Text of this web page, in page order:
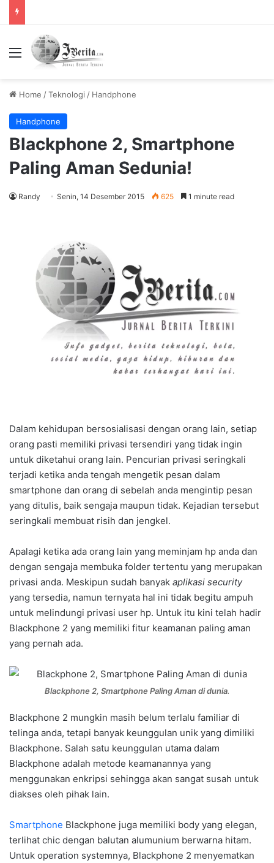
Menu
Home /Teknologi / Handphone
Handphone
Blackphone 2, Smartphone
Paling Aman Sedunia!
Randy Senin, 14 Desember 2015 625 1 minute read
Dalam kehidupan bersosialisasi dengan orang lain, setiap
orang pasti memiliki privasi tersendiri yang tidak ingin
untuk diketahui orang lain. Pencurian privasi seringkali
terjadi ketika anda tengah mengetik pesan dalam
smartphone dan orang di sebelah anda mengintip pesan
yang ditulis, baik sengaja maupun tidak. Kejadian tersebut
seringkali membuat risih dan jengkel.
Apalagi ketika ada orang lain yang meminjam hp anda dan
dengan sengaja membuka folder tertentu yang merupakan
privasi anda. Meskipun sudah banyak aplikasi security
yang tersedia, namun ternyata hal ini tidak begitu ampuh
untuk melindungi privasi user hp. Untuk itu kini telah hadir
Blackphone 2 yang memiliki fitur keamanan paling aman
yang pernah ada.
Blackphone 2, Smartphone Paling Aman di dunia.
Blackphone 2 mungkin masih belum terlalu familiar di
telinga anda, tetapi banyak keunggulan unik yang dimiliki
Blackphone. Salah satu keunggulan utama dalam
Blackphone adalah metode keamanannya yang
menggunakan enkripsi sehingga akan sangat susah untuk
diakses oleh pihak lain.
Smartphone Blackphone juga memiliki body yang elegan,
terlihat chic dengan balutan alumunium berwarna hitam.
Untuk operation systemnya, Blackphone 2 menyematkan